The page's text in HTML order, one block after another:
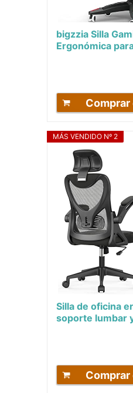
bigzzia Silla
Ergonómica
Comprar
MÁS VENDIDO Nº 2
Silla de oficina
soporte lumbar
Comprar